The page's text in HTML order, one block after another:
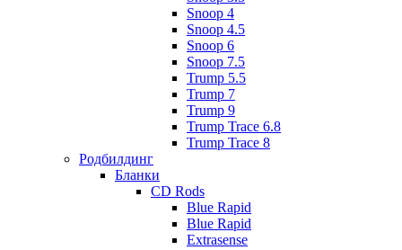
Snoop 4
Snoop 4.5
Snoop 6
Snoop 7.5
Trump 5.5
Trump 7
Trump 9
Trump Trace 6.8
Trump Trace 8
Родбилдинг
Бланки
CD Rods
Blue Rapid
Blue Rapid
Extrasense